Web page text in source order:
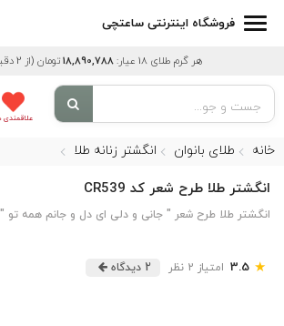
فروشگاه اینترنتی ساعتچی
هر گرم طلای 18 عیار: 18,890,788تومان (از 2 دقیقه پیش)
علاقمندی
خانه طلای بانوان انگشتر زنانه طلا
انگشتر طلا طرح شعر کد CR539
انگشتر طلا طرح شعر " جانی و دلی ای دل و جانم همه تو "
★
3.5 امتیاز 2 نظر 2 دیدگاه